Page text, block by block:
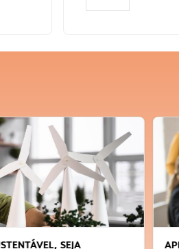
APRENDA A GERENCIAR O SEU TEMPO